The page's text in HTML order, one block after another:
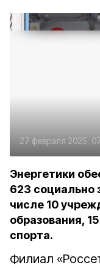
27 февраля 2025,
Энергетики
623 социально
числе 10
образования,
спорта.
Филиал